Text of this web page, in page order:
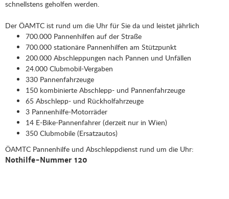
schnellstens geholfen werden.
Der ÖAMTC ist rund um die Uhr für Sie da und leistet jährlich
700.000 Pannenhilfen auf der Straße
700.000 stationäre Pannenhilfen am Stützpunkt
200.000 Abschleppungen nach Pannen und Unfällen
24.000 Clubmobil-Vergaben
330 Pannenfahrzeuge
150 kombinierte Abschlepp- und Pannenfahrzeuge
65 Abschlepp- und Rückholfahrzeuge
3 Pannenhilfe-Motorräder
14 E-Bike-Pannenfahrer (derzeit nur in Wien)
350 Clubmobile (Ersatzautos)
ÖAMTC Pannenhilfe und Abschleppdienst rund um die Uhr:
Nothilfe-Nummer 120